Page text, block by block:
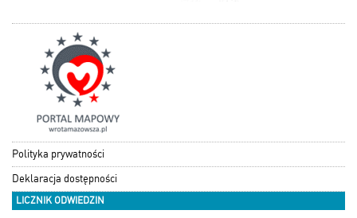
Polityka prywatności
Deklaracja dostępności
LICZNIK ODWIEDZIN